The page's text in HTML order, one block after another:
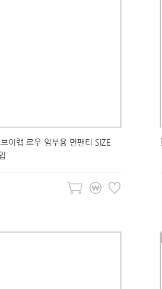
이랩 로우 임부용 면팬티 SIZE